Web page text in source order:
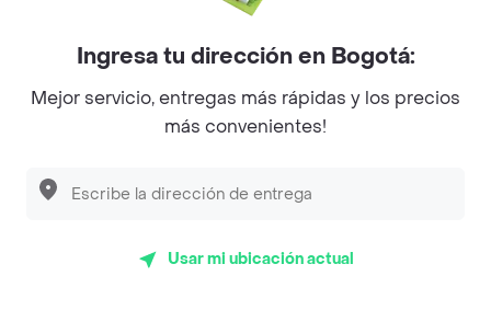
Myriam Camhi Co
Magnifique
Desayunadero de la 42
Sopitas y Frijoladas
Ingresa tu dirección en Bogotá:
Mejor servicio, entregas más rápidas y los precios
más convenientes!
Usar mi ubicación actual